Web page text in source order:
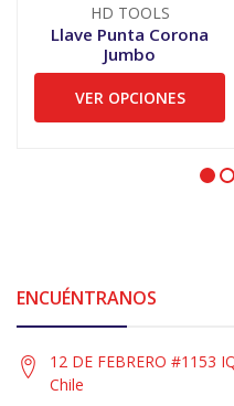
HD TOOLS
Llave Punta Corona
Jumbo
VER OPCIONES
ENCUÉNTRANOS
12 DE FEBRERO #1153
Chile